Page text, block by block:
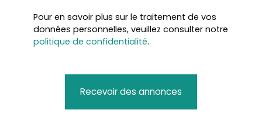
Pour en savoir plus sur le traitement de vos
données personnelles, veuillez consulter notre
politique de confidentialité.
Recevoir des annonces